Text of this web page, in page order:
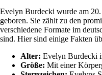
Evelyn Burdecki wurde am
geboren. Sie zählt zu den
verschiedene Formate im
sind. Hier sind einige Fakten
Alter: Evelyn Burdecki
Größe: Mit einer